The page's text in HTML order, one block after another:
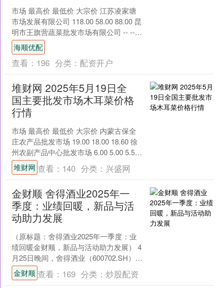
市场 最高价 最低价 大宗价 江苏凌家塘
市场发展有限公司 118.00 58.00 88.00 昆
明市王旗营蔬菜批发市场有限公司 -- --
8.00 武威昊天....
海顺优配
查看： 196 分类： 配资开户
堆财网 2025年5月19日全
国主要批发市场木耳菜价格
行情
市场 最高价 最低价 大宗价 内蒙古保全
庄农产品批发市场 19.00 18.00 18.60 徐
州农副产品中心批发市场 6.00 5.00 5.50
浙江嘉兴蔬....
堆财网 查看： 140 分类： 兴盛网
金财顺 舍得酒业2025年一
季度：业绩回暖，新品与活
动助力发展
（原标题：舍得酒业2025年一季度：业
绩回暖金财顺，新品与活动助力发展） 4
月25日晚间，舍得酒业（600702.SH）发
布了2025年一季度报告，经历前期调
整....
金财顺 查看： 169 分类： 炒股配资